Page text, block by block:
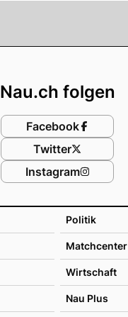
Politik
Matchcenter
Wirtschaft
Nau Plus
Nau.ch folgen
Facebook
Twitter
Instagram